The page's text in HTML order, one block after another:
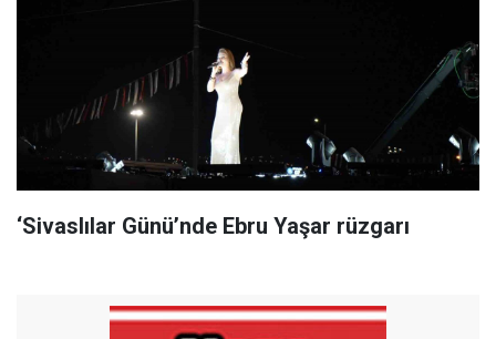
‘Sivaslılar Günü’nde Ebru Yaşar rüzgarı